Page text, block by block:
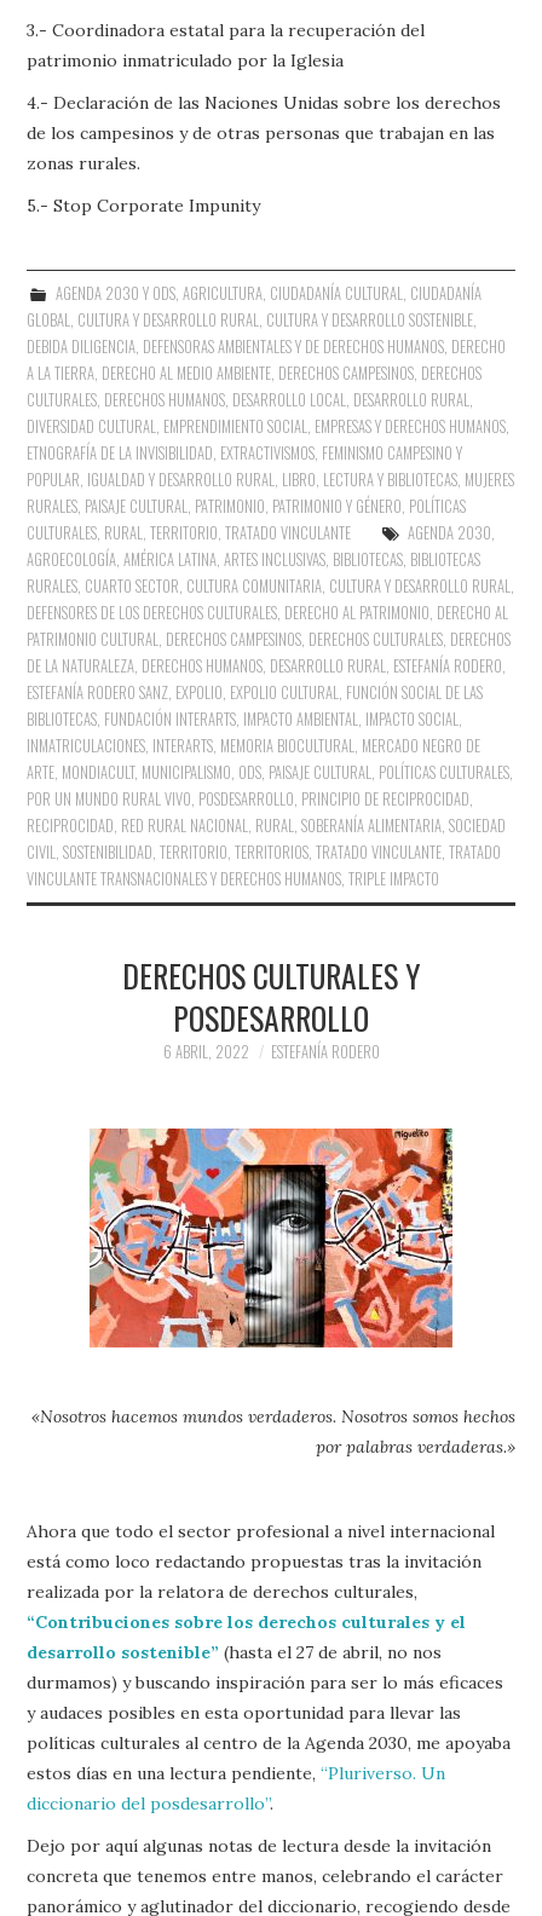
3.- Coordinadora estatal para la recuperación del
patrimonio inmatriculado por la Iglesia
4.- Declaración de las Naciones Unidas sobre los derechos
de los campesinos y de otras personas que trabajan en las
zonas rurales.
5.- Stop Corporate Impunity
AGENDA 2030 Y ODS, AGRICULTURA, CIUDADANÍA CULTURAL CIUDADANÍA
GLOBAL CULTURA Y DESARROLLO RURAL CULTURA Y DESARROLLO SOSTENIBLE
DEBIDA DILIGENCIA DEFENSORAS AMBIENTALES Y DE DERECHOS HUMANOS DERECHO
A LA TIERRA DERECHO AL MEDIO AMBIENTE DERECHOS CAMPESINOS DERECHOS
CULTURALES DERECHOS HUMANOS DESARROLLO LOCAL DESARROLLO RURAL
DIVERSIDAD CULTURAL EMPRENDIMIENTO SOCIAL EMPRESAS Y DERECHOS HUMANOS
ETNOGRAFÍA DE LA INVISIBILIDAD EXTRACTIVISMOS FEMINISMO CAMPESINO Y
POPULAR IGUALDAD Y DESARROLLO RURAL LIBRO, LECTURA Y BIBLIOTECAS MUJERES
RURALES PAISAJE CULTURAL PATRIMONIO PATRIMONIO Y GÉNERO POLÍTICAS
CULTURALES RURAL ,TERRITORIO ,TRATADO VINCULANTE AGENDA 2030
AGROECOLOGÍA ,AMÉRICA LATINA ,ARTES INCLUSIVAS BIBLIOTECAS BIBLIOTECAS
RURALES CUARTO SECTOR CULTURA COMUNITARIA CULTURA Y DESARROLLO RURAL
DEFENSORES DE LOS DERECHOS CULTURALES DERECHO AL PATRIMONIO DERECHO AL
PATRIMONIO CULTURAL DERECHOS CAMPESINOS DERECHOS CULTURALES DERECHOS
DE LA NATURALEZA DERECHOS HUMANOS DESARROLLO RURAL ESTEFANÍA RODERO
ESTEFANÍA RODERO SANZ EXPOLIO EXPOLIO CULTURAL FUNCIÓN SOCIAL DE LAS
BIBLIOTECAS FUNDACIÓN INTERARTS IMPACTO AMBIENTAL IMPACTO SOCIAL
INMATRICULACIONES INTERARTS MEMORIA BIOCULTURAL MERCADO NEGRO DE
ARTE MONDIACULT, MUNICIPALISMO ODS PAISAJE CULTURAL POLÍTICAS CULTURALES
POR UN MUNDO RURAL VIVO POSDESARROLLO PRINCIPIO DE RECIPROCIDAD
RECIPROCIDAD RED RURAL NACIONAL RURAL ,SOBERANÍA ALIMENTARIA ,SOCIEDAD
CIVIL ,SOSTENIBILIDAD ,TERRITORIO ,TERRITORIOS ,TRATADO VINCULANTE ,TRATADO
VINCULANTE TRANSNACIONALES Y DERECHOS HUMANOS ,TRIPLE IMPACTO
DERECHOS CULTURALES Y
POSDESARROLLO
6 ABRIL, 2022 ESTEFANÍA RODERO
«Nosotros hacemos mundos verdaderos. Nosotros somos hechos
por palabras verdaderas.»
Ahora que todo el sector profesional a nivel internacional
está como loco redactando propuestas tras la invitación
realizada por la relatora de derechos culturales,
“Contribuciones sobre los derechos culturales y el
desarrollo sostenible” (hasta el 27 de abril, no nos
durmamos) y buscando inspiración para ser lo más eficaces
y audaces posibles en esta oportunidad para llevar las
políticas culturales al centro de la Agenda 2030, me apoyaba
estos días en una lectura pendiente,“Pluriverso. Un
diccionario del posdesarrollo”.
Dejo por aquí algunas notas de lectura desde la invitación
concreta que tenemos entre manos, celebrando el carácter
panorámico y aglutinador del diccionario, recogiendo desde